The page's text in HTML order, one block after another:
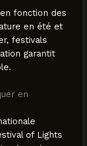
fonction des
en été et
festivals
garantit
en
of Lights